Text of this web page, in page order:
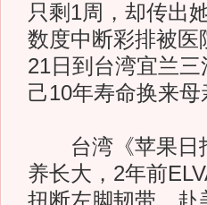
只剩1周，却传出
数度中断彩排被医
21日到台湾宜兰
己10年寿命换来母
台湾《苹果日报
养长大，2年前